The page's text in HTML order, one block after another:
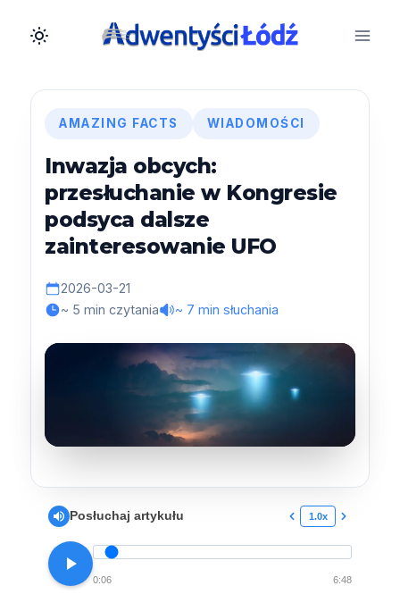
AMAZING FACTS WIADOMOŚCI
Inwazja obcych:
przesłuchanie w Kongresie
podsyca dalsze
zainteresowanie UFO
2026-03-21
~ 5 min czytania
~ 7 min słuchania
Posłuchaj artykułu 1.0x
0:06 6:48